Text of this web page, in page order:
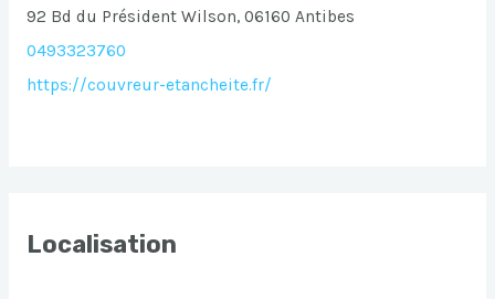
92 Bd du Président Wilson, 06160 Antibes
0493323760
https://couvreur-etancheite.fr/
Localisation